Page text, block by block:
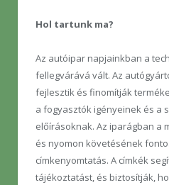
Hol tartunk ma?
Az autóipar napjainkban a
fellegvárává vált. Az
fejlesztik és finomítják
a fogyasztók igényeinek és a
előírásoknak. Az iparágban a
és nyomon követésének
címkenyomtatás. A címkék
tájékoztatást, és biztosítják,